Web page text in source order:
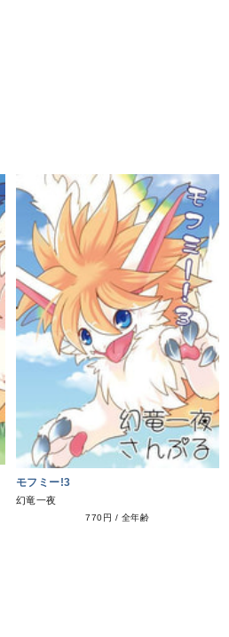
モフミー!3
幻竜一夜
770円 / 全年齢